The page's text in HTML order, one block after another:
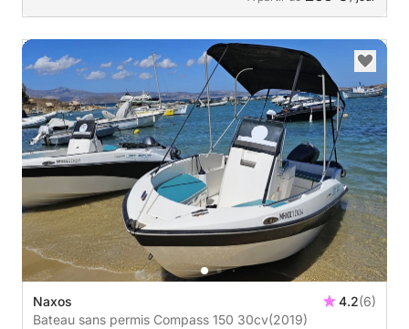
Naxos 4.2(6)
Bateau sans permis Compass 150 30cv(2019)